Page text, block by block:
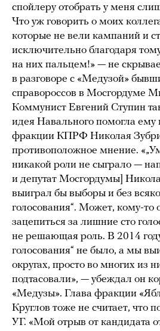
спойлеру отобрать у меня
Что уж говорить о моих
которые не вели кампаний и
исключительно благодаря
на них пальцем!» — не
в разговоре с «Медузой»
справороссов в Мосгордуме
Коммунист Евгений Ступин
идея Навального помогла ему
фракции КПРФ Николая
противоположное мнение.
никакой роли не сыграло —
и депутат Мосгордумы]
выиграл бы выборы и без
голосования“. Может, кому-то
зацепиться за лишние сто
не решающая роль. В 2014
голосования“ не было, а мы
округах, просто во многих из
подтасовали», — убеждал он
«Медузы». Глава фракции
Круглов тоже не считает, что
УГ. «Мой отрыв от кандидата